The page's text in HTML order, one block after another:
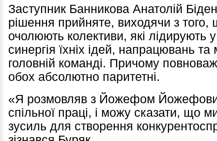
Заступник Банникова Анатолій
рішення прийняте, виходячи з
очолюють колективи, які лідирують у
синергія їхніх ідей, напрацювань та
головній команді. Причому
обох абсолютно паритетні.
«Я розмовляв з Йожефом
спільної праці, і можу сказати, що
зусиль для створення